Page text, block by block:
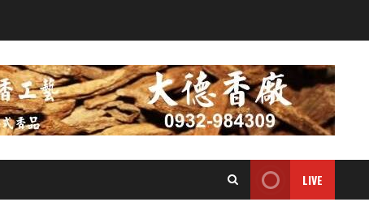
LIVE